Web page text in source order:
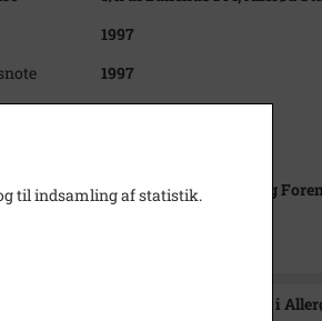
1997
1997
Ulla Hemmje
Lokalhistorisk Arkiv og
i Lokalhistorisk Arkiv og Forening i
til indsamling af statistik.